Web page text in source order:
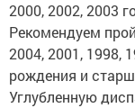
2000, 2002, 2003
Рекомендуем
2004, 2001, 1998,
рождения и
Углубленную